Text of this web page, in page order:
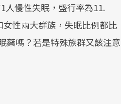
人慢性失眠，盛行率為11.
性兩大群族，失眠比例都比
藥嗎？若是特殊族群又該注意
就到良醫生活祭體驗「一站式
活」，從講座、體驗到運動，
網從「換季的身體變化」出
醫學觀點與日常感受的對話，
性別與年齡，帶你找到過去、
來的健康節點，理解身體的變
齡社會來臨，良醫健康網推動
健檢服務大調查」，以倡議健